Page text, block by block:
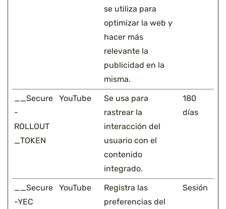
se utiliza para
optimizar la web y
hacer más
relevante la
publicidad en la
misma.
__Secure
-
ROLLOUT
_TOKEN
YouTube
Se usa para
rastrear la
interacción del
usuario con el
contenido
integrado.
180
días
__Secure
-YEC
YouTube
Registra las
preferencias del
Sesión